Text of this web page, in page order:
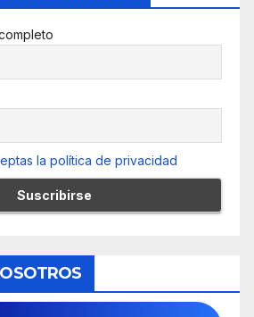
la política de privacidad